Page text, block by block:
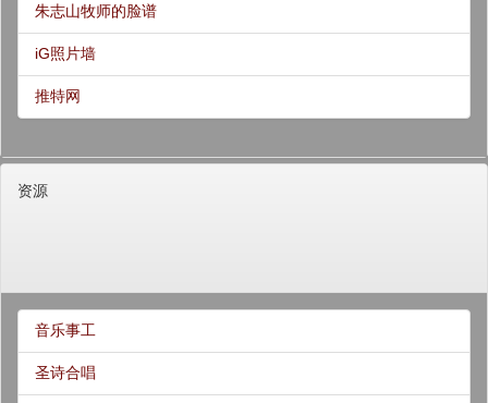
朱志山牧师的脸谱
iG照片墙
推特网
资源
音乐事工
圣诗合唱